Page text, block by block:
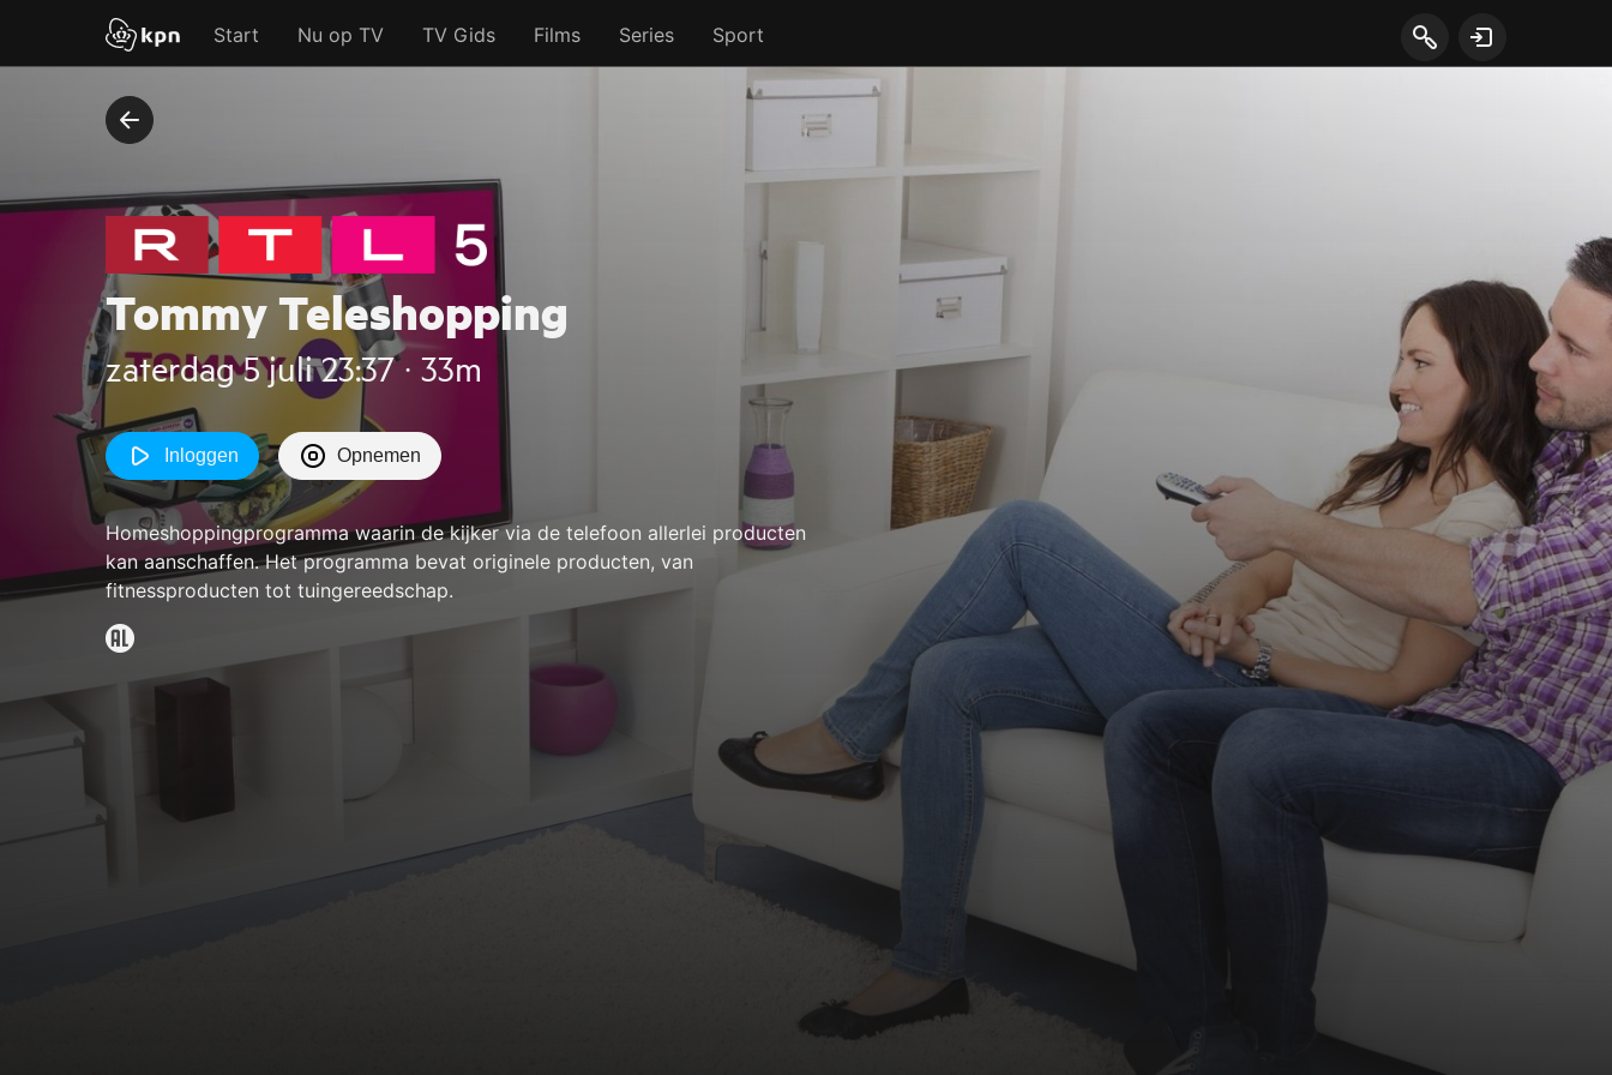
Start Nu op TV TV Gids Films Series Sport
Tommy Teleshopping
zaterdag 5 juli 23:37 ‧ 33m
Inloggen Opnemen
Homeshoppingprogramma waarin de kijker via de telefoon allerlei producten
kan aanschaffen. Het programma bevat originele producten, van
fitnessproducten tot tuingereedschap.